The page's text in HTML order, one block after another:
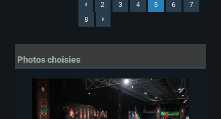
2 3 4 5 6
7
8
Photos choisies